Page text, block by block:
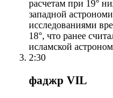
расчетам при 19°
западной
исследованиями
18°, что ранее
исламской
2:30
фаджр VIL